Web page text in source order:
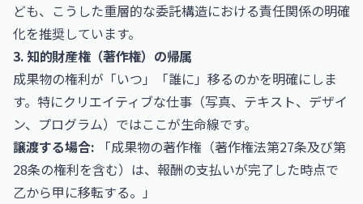
ども、こうした重層的な委託構造における責任関係の明確
化を推奨しています。
3. 知的財産権（著作権）の帰属
成果物の権利が「いつ」「誰に」移るのかを明確にしま
す。特にクリエイティブな仕事（写真、テキスト、デザイ
ン、プログラム）ではここが生命線です。
譲渡する場合: 「成果物の著作権（著作権法第27条及び第
28条の権利を含む）は、報酬の支払いが完了した時点で
乙から甲に移転する。」